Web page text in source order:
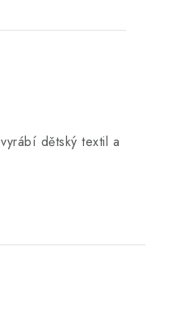
vyrábí dětský textil a